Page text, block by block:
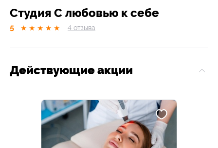
Студия С любовью к себе
5 ★ ★ ★ ★ ★ 4 отзывa
Действующие акции